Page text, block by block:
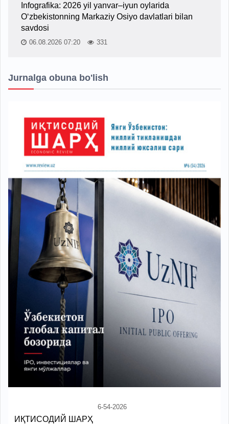
Infografika: 2026 yil yanvar–iyun oylarida
O‘zbekistonning Markaziy Osiyo davlatlari bilan
savdosi
06.08.2026 07:20 331
Jurnalga obuna bo'lish
6-54-2026
ИҚТИСОДИЙ ШАРҲ